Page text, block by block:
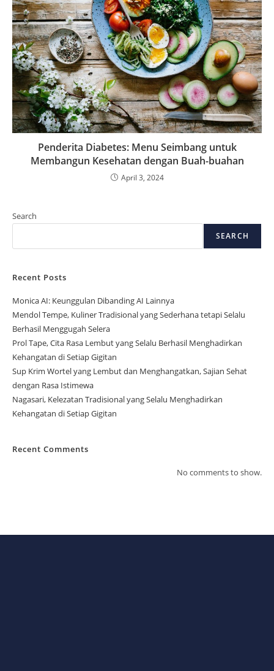
Penderita Diabetes: Menu Seimbang untuk
Membangun Kesehatan dengan Buah-buahan
April 3, 2024
Search
SEARCH
Recent Posts
Monica AI: Keunggulan Dibanding AI Lainnya
Mendol Tempe, Kuliner Tradisional yang Sederhana tetapi Selalu
Berhasil Menggugah Selera
Prol Tape, Cita Rasa Lembut yang Selalu Berhasil Menghadirkan
Kehangatan di Setiap Gigitan
Sup Krim Wortel yang Lembut dan Menghangatkan, Sajian Sehat
dengan Rasa Istimewa
Nagasari, Kelezatan Tradisional yang Selalu Menghadirkan
Kehangatan di Setiap Gigitan
Recent Comments
No comments to show.